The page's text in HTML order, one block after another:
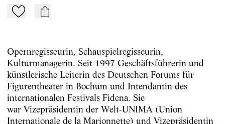
Zu Mein-TdZ hinzufügen
mail
Opernregisseurin, Schauspielregisseurin,
Kulturmanagerin. Seit 1997 Geschäftsführerin und
künstlerische Leiterin des Deutschen Forums für
Figurentheater in Bochum und Intendantin des
internationalen Festivals Fidena. Sie
war Vizepräsidentin der Welt-UNIMA (Union
Internationale de la Marionnette) und Vizepräsidentin